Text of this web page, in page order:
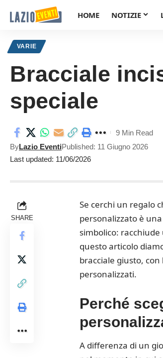
HOME NOTIZIE
VARIE
Bracciale
speciale
Last updated: 11/06/2026
ByLazio EventiPublished: 11 Giugno 2026
9 Min Read
SHARE
Se cerchi un regalo
personalizzato è
simbolico:
questo articolo
bracciale giusto,
personalizzati.
Perché
A differenza di un